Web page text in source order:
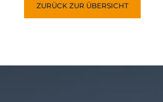
ZURÜCK ZUR ÜBERSICHT